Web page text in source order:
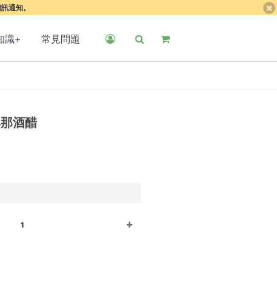
通知。
識+ 常見問題
酒醋
1